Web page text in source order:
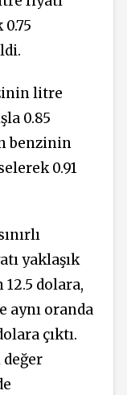
litre
0.85
benzinin
0.91
yaklaşık
12.5 dolara,
aynı oranda
çıktı.
değer